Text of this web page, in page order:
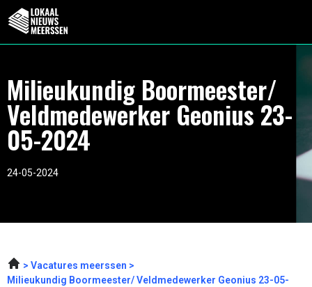
Milieukundig Boormeester/
Veldmedewerker Geonius 23-
05-2024
24-05-2024
Vacatures meerssen
Milieukundig Boormeester/ Veldmedewerker Geonius 23-05-